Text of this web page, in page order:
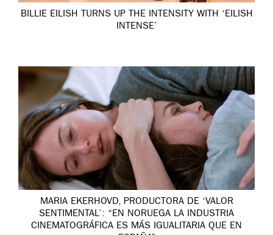
BILLIE EILISH TURNS UP THE INTENSITY WITH ‘EILISH
INTENSE’
MARIA EKERHOVD, PRODUCTORA DE ‘VALOR
SENTIMENTAL’: “EN NORUEGA LA INDUSTRIA
CINEMATOGRÁFICA ES MÁS IGUALITARIA QUE EN